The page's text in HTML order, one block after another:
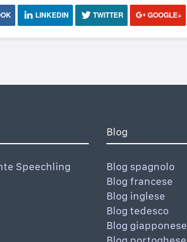
LINKEDIN TWITTER GOOGLE+
Speechling
Blog
Blog spagnolo
Blog francese
Blog inglese
Blog tedesco
Blog giapponese